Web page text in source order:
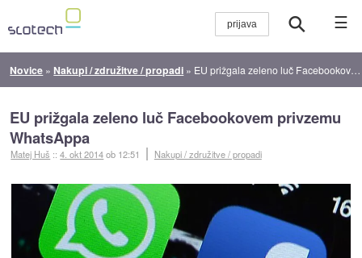
☰
Novice » Nakupi / združitve / propadi » EU prižgala zeleno luč Facebookovem privzemu WhatsAppa
EU prižgala zeleno luč Facebookovem privzemu
WhatsAppa
Matej Huš ::4. okt 2014ob 12:51 Nakupi / združitve / propadi